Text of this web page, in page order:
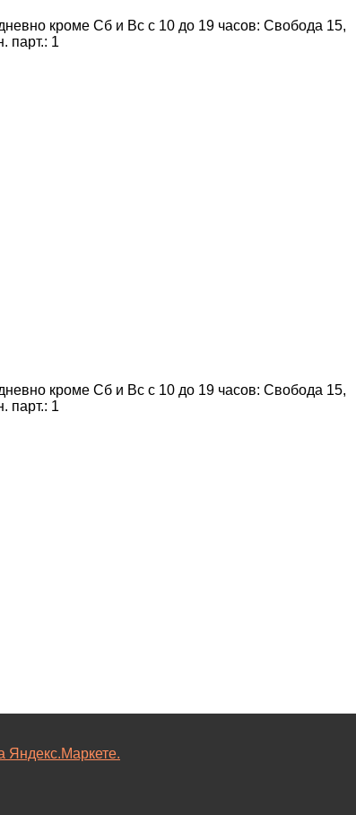
кроме Сб и Вс с 10 до 19 часов: Свобода 15,
парт.: 1
кроме Сб и Вс с 10 до 19 часов: Свобода 15,
парт.: 1